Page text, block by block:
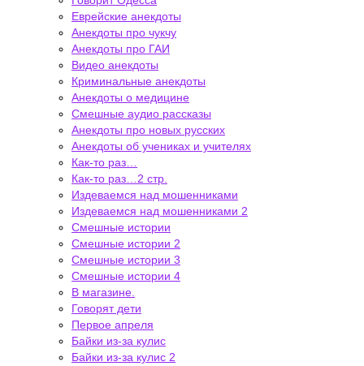
Еврейские анекдоты
Анекдоты про чукчу
Анекдоты про ГАИ
Видео анекдоты
Криминальные анекдоты
Анекдоты о медицине
Смешные аудио рассказы
Анекдоты про новых русских
Анекдоты об учениках и учителях
Как-то раз…
Как-то раз…2 стр.
Издеваемся над мошенниками
Издеваемся над мошенниками 2
Смешные истории
Смешные истории 2
Смешные истории 3
Смешные истории 4
В магазине.
Говорят дети
Первое апреля
Байки из-за кулис
Байки из-за кулис 2